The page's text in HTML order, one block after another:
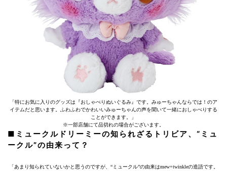
「特にお気に入りのグッズは『おしゃべりぬいぐるみ』です。みゅーちゃんならでは！のア
イテムだと思います。ふわふわでかわいいみゅーちゃんの声を聞いて一緒におしゃべりする
ことができます。」
※一部店舗にて品切れの場合がございます。
■ミュークルドリーミーの知られざるトリビア、“ミュ
ークル”の由来って？
「あまり知られていないかと思うのですが、“ミュークル”の由来はmew+twinkleの造語です。